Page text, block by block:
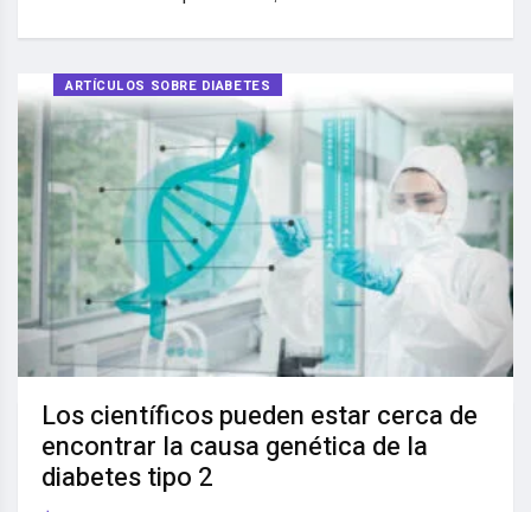
ARTÍCULOS SOBRE DIABETES
Los científicos pueden estar cerca de
encontrar la causa genética de la
diabetes tipo 2